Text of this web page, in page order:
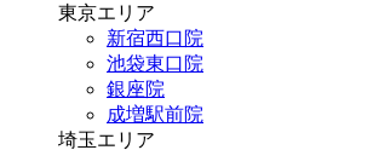
東京エリア
新宿西口院
池袋東口院
銀座院
成増駅前院
埼玉エリア